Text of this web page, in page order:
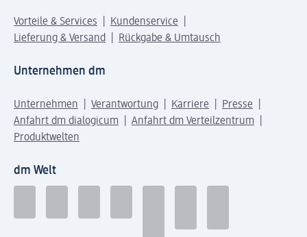
Vorteile & Services
Kundenservice
Lieferung & Versand
Rückgabe & Umtausch
Unternehmen dm
Unternehmen Verantwortung Karriere
Presse
Anfahrt dm dialogicum
Anfahrt dm Verteilzentrum
Produktwelten
dm Welt